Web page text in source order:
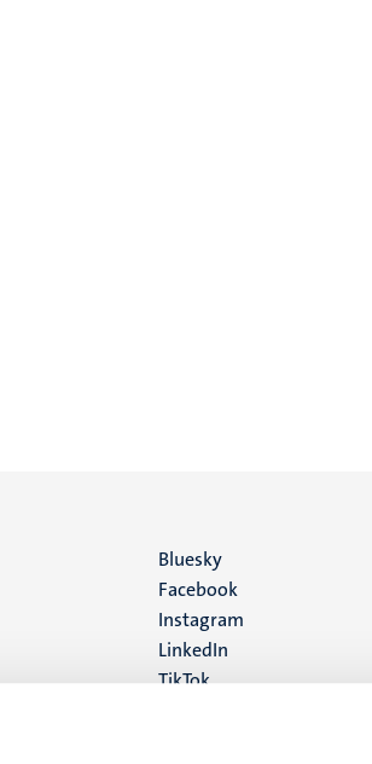
Social
media
Bluesky
Facebook
Instagram
LinkedIn
TikTok